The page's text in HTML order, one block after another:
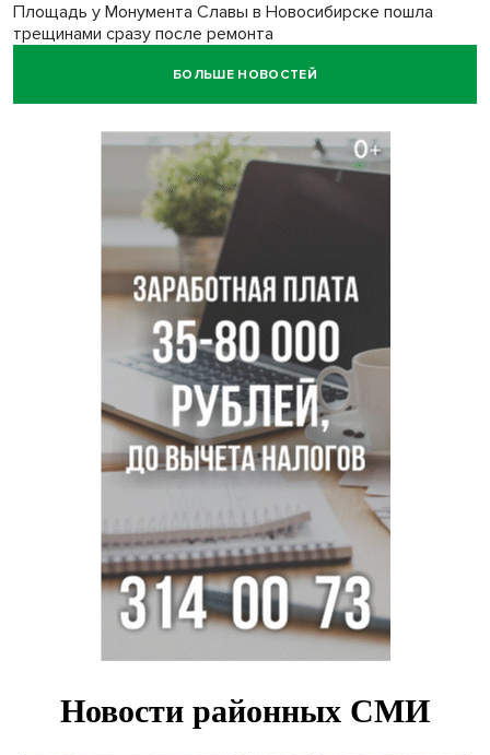
Площадь у Монумента Славы в Новосибирске пошла
трещинами сразу после ремонта
Африканский врач поразил новосибирцев в травмпункте
Покрытие рулежных дорожек обновили в аэропорту
Толмачево по нацпроекту
В Новосибирске зафиксирован рост заболеваемости
энтеровирусной инфекцией
В Новосибирске осудили внука за продажу дедова ружья
БОЛЬШЕ НОВОСТЕЙ